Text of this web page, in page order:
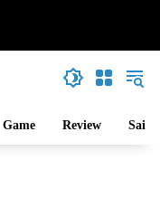
Game Review Sains